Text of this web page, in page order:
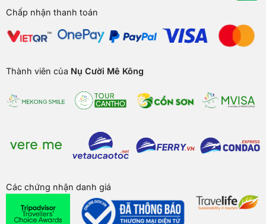
Chấp nhận thanh toán
Thành viên của Nụ Cười Mê Kông
Các chứng nhận danh giá